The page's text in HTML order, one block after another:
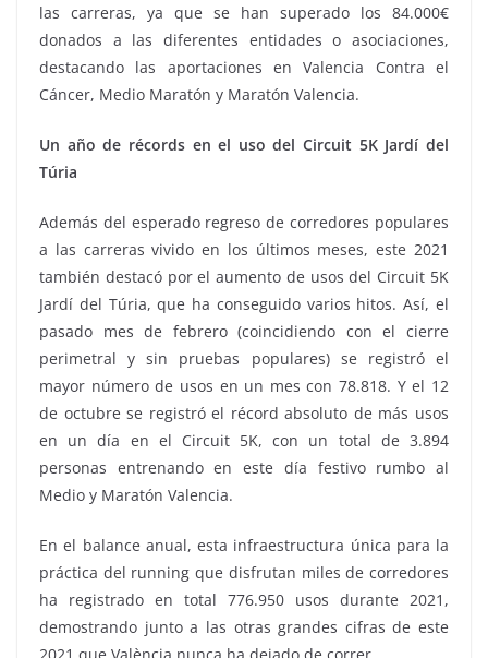
las carreras, ya que se han superado los 84.000€
donados a las diferentes entidades o asociaciones,
destacando las aportaciones en Valencia Contra el
Cáncer, Medio Maratón y Maratón Valencia.
Un año de récords en el uso del Circuit 5K Jardí del
Túria
Además del esperado regreso de corredores populares
a las carreras vivido en los últimos meses, este 2021
también destacó por el aumento de usos del Circuit 5K
Jardí del Túria, que ha conseguido varios hitos. Así, el
pasado mes de febrero (coincidiendo con el cierre
perimetral y sin pruebas populares) se registró el
mayor número de usos en un mes con 78.818. Y el 12
de octubre se registró el récord absoluto de más usos
en un día en el Circuit 5K, con un total de 3.894
personas entrenando en este día festivo rumbo al
Medio y Maratón Valencia.
En el balance anual, esta infraestructura única para la
práctica del running que disfrutan miles de corredores
ha registrado en total 776.950 usos durante 2021,
demostrando junto a las otras grandes cifras de este